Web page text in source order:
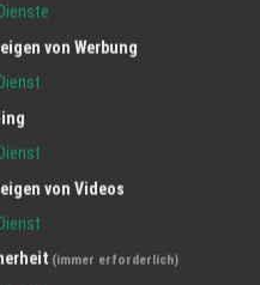
06:13
22°
Dienste
von Werbung
Dienst
von Videos
(immer erforderlich)